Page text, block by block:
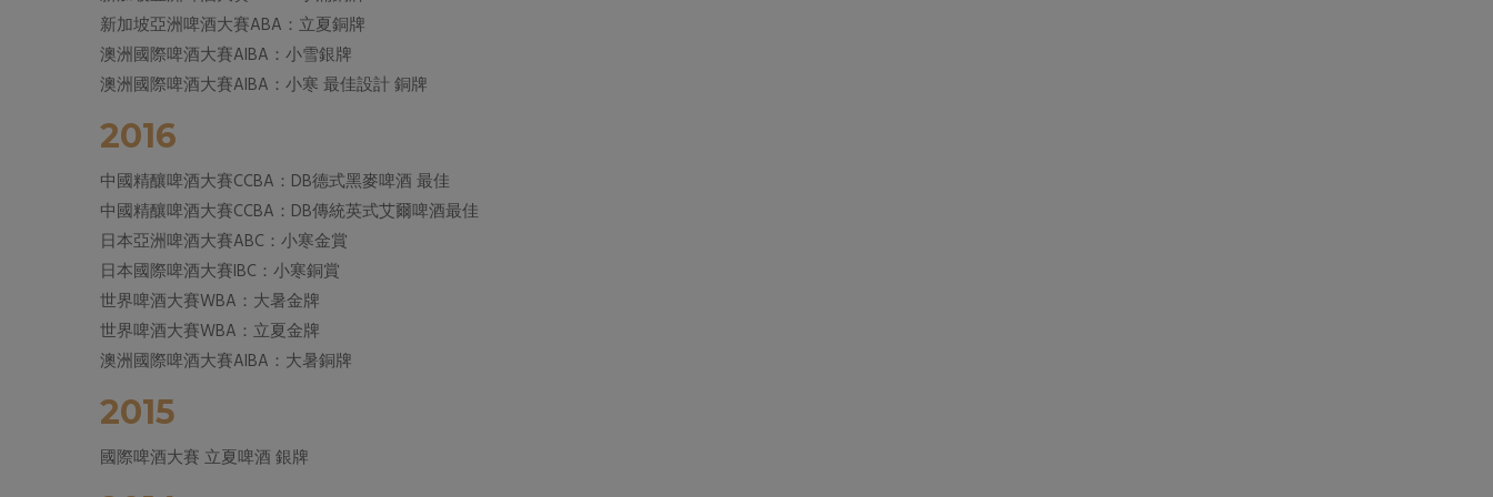
新加坡亞洲啤酒大賽ABA：立夏銅牌
澳洲國際啤酒大賽AIBA：小雪銀牌
澳洲國際啤酒大賽AIBA：小寒 最佳設計 銅牌
2016
中國精釀啤酒大賽CCBA：DB德式黑麥啤酒 最佳
中國精釀啤酒大賽CCBA：DB傳統英式艾爾啤酒最佳
日本亞洲啤酒大賽ABC：小寒金賞
日本國際啤酒大賽IBC：小寒銅賞
世界啤酒大賽WBA：大暑金牌
世界啤酒大賽WBA：立夏金牌
澳洲國際啤酒大賽AIBA：大暑銅牌
2015
國際啤酒大賽 立夏啤酒 銀牌